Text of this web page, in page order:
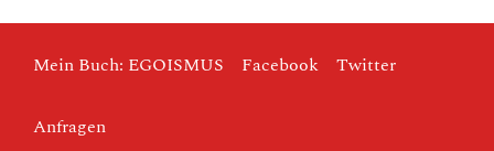
Mein Buch: EGOISMUS Facebook Twitter
Anfragen